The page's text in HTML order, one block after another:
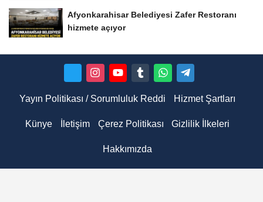
Afyonkarahisar Belediyesi Zafer Restoranı
hizmete açıyor
Yayın Politikası / Sorumluluk Reddi Hizmet Şartları
Künye İletişim Çerez Politikası Gizlilik İlkeleri
Hakkımızda